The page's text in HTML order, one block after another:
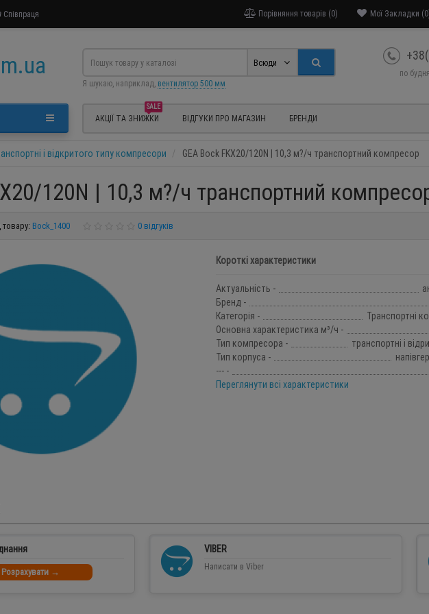
Співпраця Мої Закладки
Порівняння товарів (0)
по
Всюди
Я шукаю, наприклад, вентилятор 500 мм
SALE
АКЦІЇ ТА ЗНИЖКИ ВІДГУКИ ПРО МАГАЗИН БРЕНДИ
і відкритого типу компресори GEA Bock FKX20/120N | 10,3 м?/ч транспортний компресор
120N | 10,3 м?/ч транспортний
Bock_1400 0 відгуків
Короткі характеристики
Актуальність -
Бренд -
Категорія -
Транспортні
Основна характеристика м³/ч -
Тип компресора -
транспортні і
Тип корпуса -
--- -
Переглянути всі характеристики
Розрахувати →
VIBER
Написати в Viber